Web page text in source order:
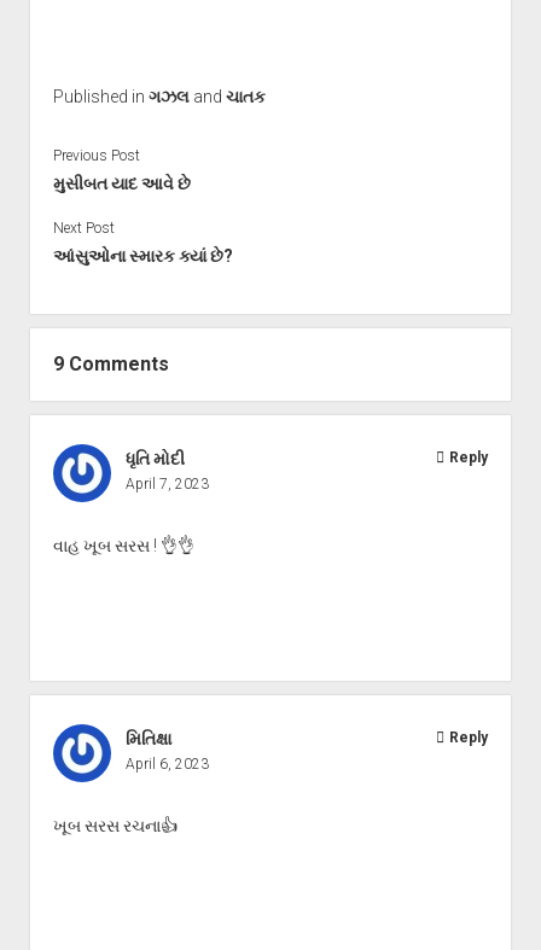
Published in ગઝલand ચાતક
Previous Post
મુસીબત યાદ આવે છે
Next Post
આંસુઓના સ્મારક ક્યાં છે?
9 Comments
ધૃતિ મોદી
April 7, 2023
વાહ ખૂબ સરસ ! 👌👌
Reply
મિતિક્ષા
April 6, 2023
ખૂબ સરસ રચના👍
Reply